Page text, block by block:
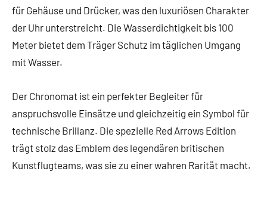
für Gehäuse und Drücker, was den luxuriösen Charakter
der Uhr unterstreicht. Die Wasserdichtigkeit bis 100
Meter bietet dem Träger Schutz im täglichen Umgang
mit Wasser.
Der Chronomat ist ein perfekter Begleiter für
anspruchsvolle Einsätze und gleichzeitig ein Symbol für
technische Brillanz. Die spezielle Red Arrows Edition
trägt stolz das Emblem des legendären britischen
Kunstflugteams, was sie zu einer wahren Rarität macht.